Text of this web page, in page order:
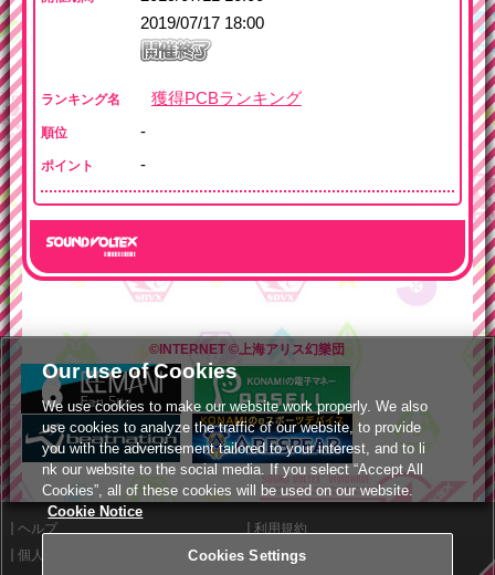
2019/07/17 18:00
ランキング名 獲得PCBランキング
順位 -
ポイント -
©INTERNET ©上海アリス幻樂団
ヘルプ
利用規約
個人情報等保護方針
外部送信について
Our use of Cookies
We use cookies to make our website work properly. We also
use cookies to analyze the traffic of our website, to provide
you with the advertisement tailored to your interest, and to li
nk our website to the social media. If you select “Accept All
Cookies”, all of these cookies will be used on our website.
Cookie Notice
Cookies Settings